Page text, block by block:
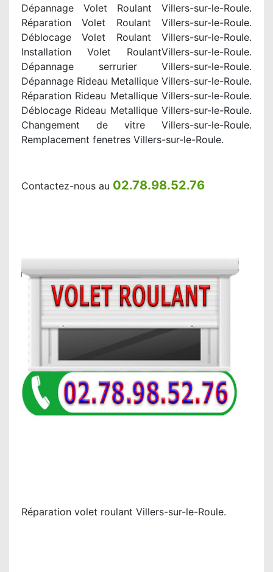
Dépannage Volet Roulant Villers-sur-le-Roule.
Réparation Volet Roulant Villers-sur-le-Roule.
Déblocage Volet Roulant Villers-sur-le-Roule.
Installation Volet RoulantVillers-sur-le-Roule.
Dépannage serrurier Villers-sur-le-Roule.
Dépannage Rideau Metallique Villers-sur-le-Roule.
Réparation Rideau Metallique Villers-sur-le-Roule.
Déblocage Rideau Metallique Villers-sur-le-Roule.
Changement de vitre Villers-sur-le-Roule.
Remplacement fenetres Villers-sur-le-Roule.
Contactez-nous au 02.78.98.52.76
Réparation volet roulant Villers-sur-le-Roule.